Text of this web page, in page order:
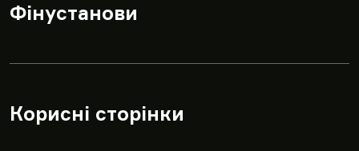
Фінустанови
Корисні сторінки